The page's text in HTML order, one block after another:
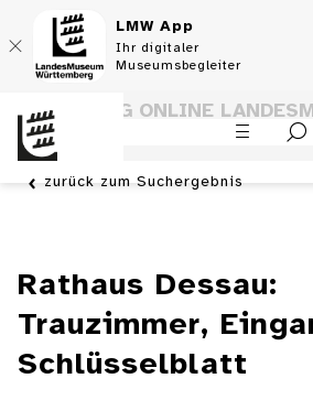
LMW App
Ihr digitaler
Museumsbegleiter
SAMMLUNG ONLINE
WÜRTTEMBERG
zurück zum Suchergebnis
Rathaus Dessau:
Trauzimmer,
Schlüsselblatt